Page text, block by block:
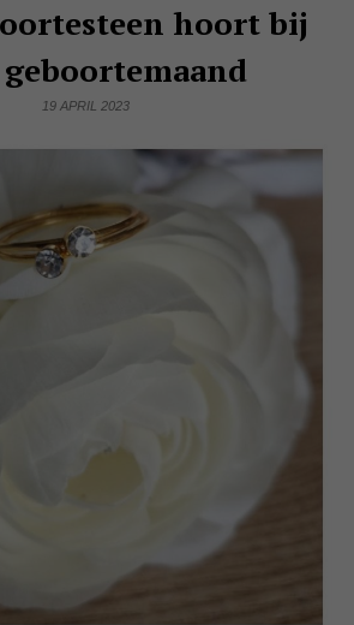
hoort bij
19 APRIL 2023